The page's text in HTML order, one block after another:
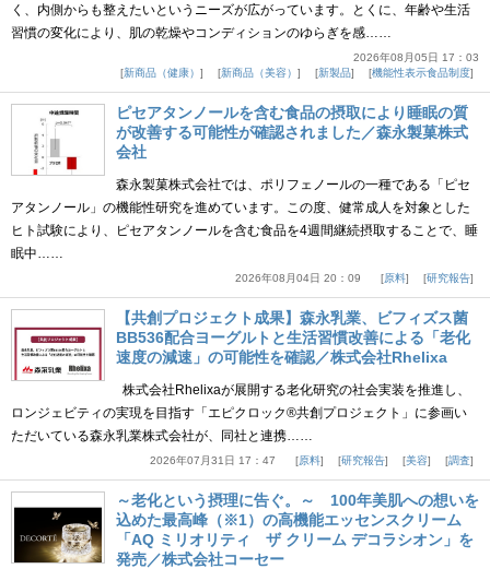
く、内側からも整えたいというニーズが広がっています。とくに、年齢や生活
習慣の変化により、肌の乾燥やコンディションのゆらぎを感……
2026年08月05日 17：03
新商品（健康）
新商品（美容） 新製品 機能性表示食品制度
ピセアタンノールを含む食品の摂取により睡眠の質
が改善する可能性が確認されました／森永製菓株式
会社
森永製菓株式会社では、ポリフェノールの一種である「ピセ
アタンノール」の機能性研究を進めています。この度、健常成人を対象とした
ヒト試験により、ピセアタンノールを含む食品を4週間継続摂取することで、睡
眠中……
2026年08月04日 20：09 原料 研究報告
【共創プロジェクト成果】森永乳業、ビフィズス菌
BB536配合ヨーグルトと生活習慣改善による「老化
速度の減速」の可能性を確認／株式会社Rhelixa
株式会社Rhelixaが展開する老化研究の社会実装を推進し、
ロンジェビティの実現を目指す「エピクロック®共創プロジェクト」に参画い
ただいている森永乳業株式会社が、同社と連携……
2026年07月31日 17：47 原料 研究報告 美容 調査
～老化という摂理に告ぐ。～ 100年美肌への想いを
込めた最高峰（※1）の高機能エッセンスクリーム
「AQ ミリオリティ ザ クリーム デコラシオン」を
発売／株式会社コーセー